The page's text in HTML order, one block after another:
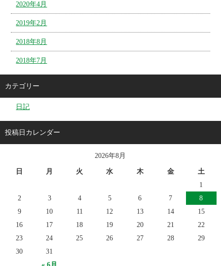
2020年4月
2019年2月
2018年8月
2018年7月
カテゴリー
日記
投稿日カレンダー
2026年8月
日 月 火 水 木 金 土
1
2
3 4 5 6 7
8
9
10 11 12 13 14
15
16
17 18 19 20 21
22
23
24 25 26 27 28
29
30
31